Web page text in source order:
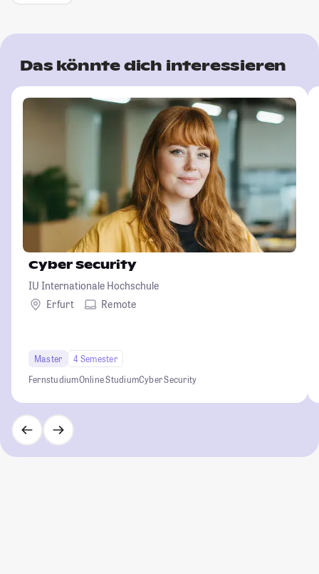
Das könnte dich interessieren
Cyber Security
IU Internationale Hochschule
Erfurt
Remote
Master
4 Semester
FernstudiumOnline StudiumCyber Security